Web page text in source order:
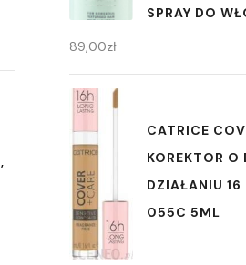
,
SPRAY DO
89,00zł
CATRICE
KOREKTOR O
DZIAŁANIU
055C 5ML